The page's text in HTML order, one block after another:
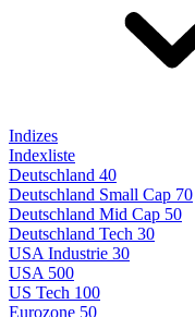
Indizes
Indexliste
Deutschland 40
Deutschland Small Cap 70
Deutschland Mid Cap 50
Deutschland Tech 30
USA Industrie 30
USA 500
US Tech 100
Eurozone 50